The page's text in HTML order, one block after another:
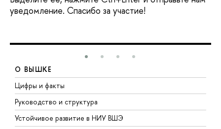
уведомление. Спасибо за участие!
О ВЫШКЕ
Цифры и факты
Руководство и структура
Устойчивое развитие в НИУ ВШЭ